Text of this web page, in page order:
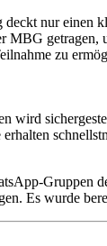
deckt nur einen
MBG getragen,
zu
wird
erhalten
Gruppen
Es wurde